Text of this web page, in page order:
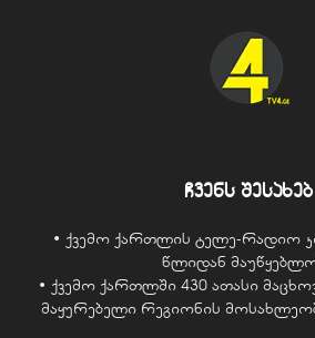
ჩვენს შესახებ
• ქვემო ქართლის ტელე-რადიო
წლიდან
• ქვემო ქართლში 430 ათასი
მაყურებელი რეგიონის